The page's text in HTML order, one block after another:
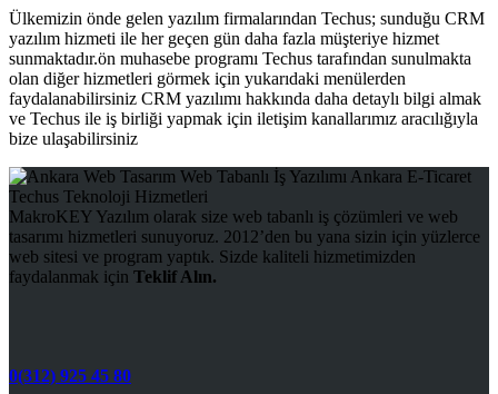
Ülkemizin önde gelen yazılım firmalarından Techus; sunduğu CRM
yazılım hizmeti ile her geçen gün daha fazla müşteriye hizmet
sunmaktadır.ön muhasebe programı Techus tarafından sunulmakta
olan diğer hizmetleri görmek için yukarıdaki menülerden
faydalanabilirsiniz CRM yazılımı hakkında daha detaylı bilgi almak
ve Techus ile iş birliği yapmak için iletişim kanallarımız aracılığıyla
bize ulaşabilirsiniz
MakroKEY Yazılım olarak size web tabanlı iş çözümleri ve web
tasarımı hizmetleri sunuyoruz. 2012’den bu yana sizin için yüzlerce
web sitesi ve program yaptık. Sizde kaliteli hizmetimizden
faydalanmak için Teklif Alın.
0(312) 925 45 80